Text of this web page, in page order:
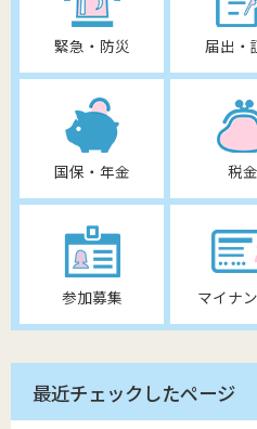
緊急・防災 届出・
国保・年金 税金
参加募集 マイナ
最近チェックしたページ